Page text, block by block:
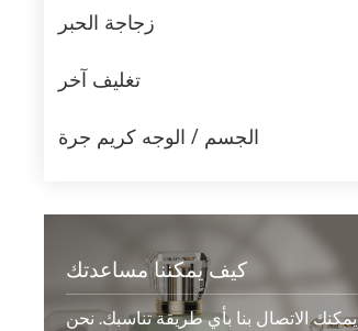
زجاجة الحبر
تغليف آخر
الجسم / الوجه كريم جرة
كيف يمكننا مساعدتك
يمكنك الاتصال بنا بأي طريقة تناسبك. نحن